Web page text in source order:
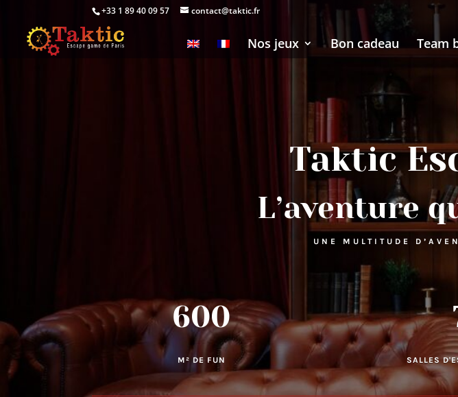
+33 1 89 40 09 57 contact@taktic.fr
Nos jeux Bon cadeau Team
Taktic
L’aventure
UNE MULTITUDE
600
M² DE FUN SALLES